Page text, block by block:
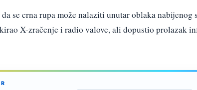
se crna rupa može nalaziti unutar oblaka
X-zračenje i radio valove, ali dopustio prolazak